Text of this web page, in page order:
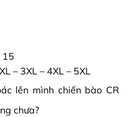
15
– 3XL – 4XL – 5XL
lên mình chiến bào CR
chưa?